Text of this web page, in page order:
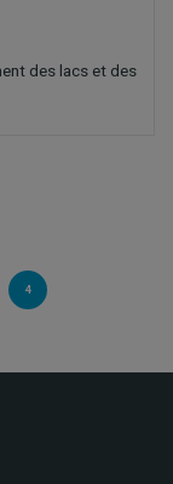
des lacs et des
4